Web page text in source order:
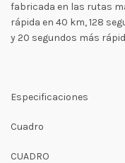
fabricada en las rutas
rápida en 40 km, 128
y 20 segundos más
Especificaciones
Cuadro
CUADRO